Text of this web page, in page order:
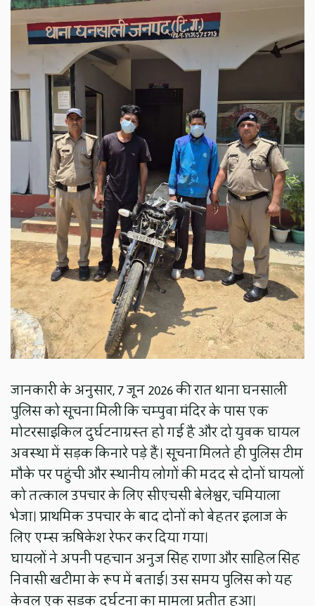
जानकारी के अनुसार, 7 जून 2026 की रात थाना घनसाली
पुलिस को सूचना मिली कि चम्पुवा मंदिर के पास एक
मोटरसाइकिल दुर्घटनाग्रस्त हो गई है और दो युवक घायल
अवस्था में सड़क किनारे पड़े हैं। सूचना मिलते ही पुलिस टीम
मौके पर पहुंची और स्थानीय लोगों की मदद से दोनों घायलों
को तत्काल उपचार के लिए सीएचसी बेलेश्वर, चमियाला
भेजा। प्राथमिक उपचार के बाद दोनों को बेहतर इलाज के
लिए एम्स ऋषिकेश रेफर कर दिया गया।
घायलों ने अपनी पहचान अनुज सिंह राणा और साहिल सिंह
निवासी खटीमा के रूप में बताई। उस समय पुलिस को यह
केवल एक सड़क दुर्घटना का मामला प्रतीत हुआ।